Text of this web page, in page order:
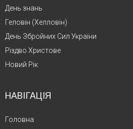
День знань
Геловін (Хелловін)
День Збройних Сил України
Різдво Христове
Новий Рік
НАВІГАЦІЯ
Головна